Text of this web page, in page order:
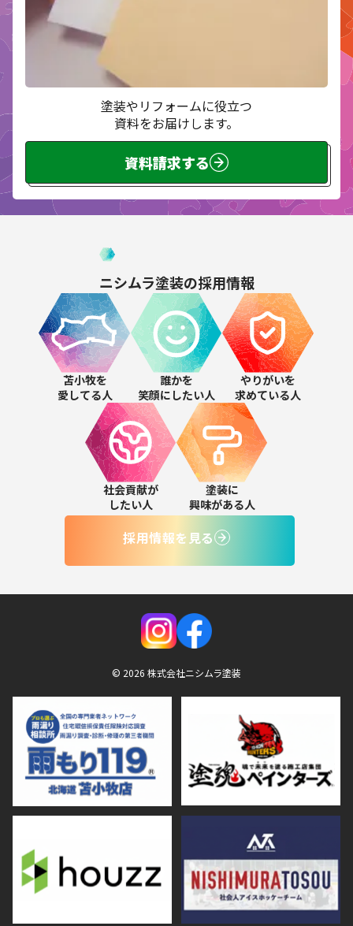
塗装やリフォームに役立つ
資料をお届けします。
資料請求する
ニシムラ塗装の採用情報
苫小牧を
愛してる人
誰かを
笑顔にしたい人
やりがいを
求めている人
社会貢献が
したい人
塗装に
興味がある人
採用情報を見る
© 2026 株式会社ニシムラ塗装